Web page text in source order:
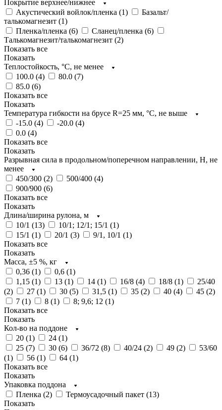
Покрытие верхнее/нижнее
Акустический войлок/пленка (1)
Базальт/
талькомагнезит (1)
Пленка/пленка (6) Сланец/пленка (6)
Талькомагнезит/талькомагнезит (2)
Показать все
Показать
Теплостойкость, °C, не менее
100.0 (4) 80.0 (7)
85.0 (6)
Показать все
Показать
Температура гибкости на брусе R=25 мм, °C, не выше
-15.0 (4) -20.0 (4)
0.0 (4)
Показать все
Показать
Разрывная сила в продольном/поперечном направлении, H, не
менее
450/300 (2) 500/400 (4)
900/900 (6)
Показать все
Показать
Длина/ширина рулона, м
10/1 (13) 10/1; 12/1; 15/1 (1)
15/1 (1) 20/1 (3) 9/1, 10/1 (1)
Показать все
Показать
Масса, ±5 %, кг
0,36 (1) 0,6 (1)
1,15 (1) 13 (1) 14 (1) 16/8 (4) 18/8 (1)
25/40
(2) 27 (1) 30 (5) 31,5 (1) 35 (2) 40 (4) 45 (2)
7 (1) 8 (1) 8; 9,6; 12 (1)
Показать все
Показать
Кол-во на поддоне
20 (1) 24 (1)
25 (7) 30 (6) 36/72 (8) 40/24 (2) 49 (2)
53/60
(1) 56 (1) 64 (1)
Показать все
Показать
Упаковка поддона
Пленка (2) Термоусадочный пакет (13)
Показать